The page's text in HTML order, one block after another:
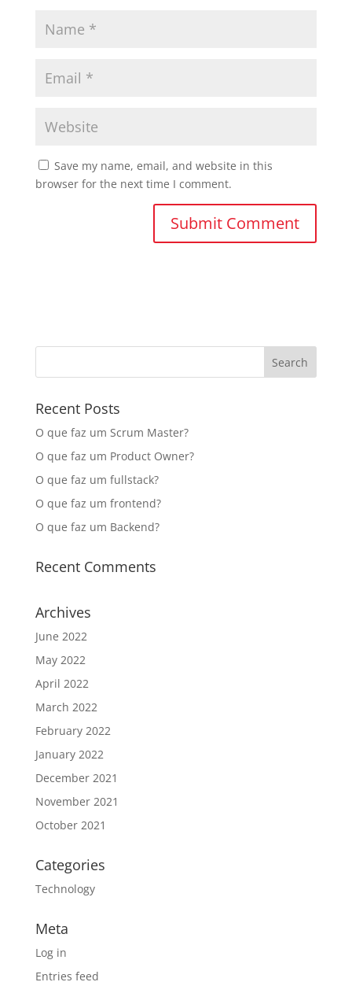
Save my name, email, and website in this
browser for the next time I comment.
Recent Posts
O que faz um Scrum Master?
O que faz um Product Owner?
O que faz um fullstack?
O que faz um frontend?
O que faz um Backend?
Recent Comments
Archives
June 2022
May 2022
April 2022
March 2022
February 2022
January 2022
December 2021
November 2021
October 2021
Categories
Technology
Meta
Log in
Entries feed